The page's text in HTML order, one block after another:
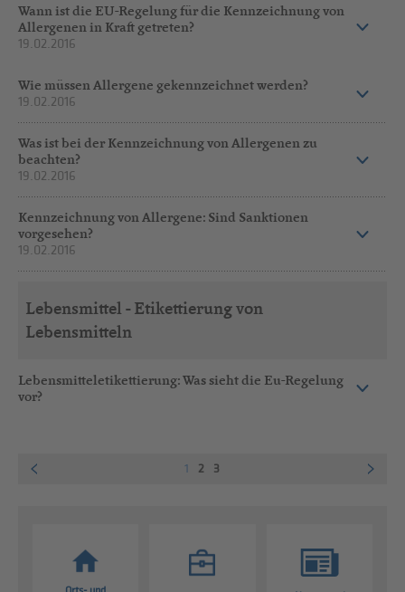
Wann ist die EU-Regelung für die Kennzeichnung von
Allergenen in Kraft getreten?
19.02.2016
Wie müssen Allergene gekennzeichnet werden?
19.02.2016
Was ist bei der Kennzeichnung von Allergenen zu
beachten?
19.02.2016
Kennzeichnung von Allergene: Sind Sanktionen
vorgesehen?
19.02.2016
Lebensmittel - Etikettierung von
Lebensmitteln
Lebensmitteletikettierung: Was sieht die Eu-Regelung
vor?
1 2 3